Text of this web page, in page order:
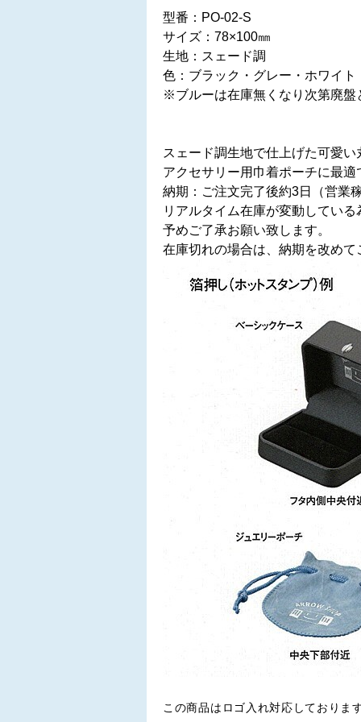
型番：PO-02-S
サイズ：78×100㎜
生地：スェード調
色：ブラック・グレー・ホワイ
※ブルーは在庫無くなり次第廃盤
スェード調生地で仕上げた可愛
アクセサリー用巾着ポーチに最適
納期：ご注文完了後約3日（営業
リアルタイム在庫が変動してい
予めご了承お願い致します。
在庫切れの場合は、納期を改め
この商品はロゴ入れ対応しておりま